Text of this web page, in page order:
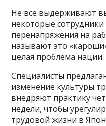
Не все выдерживают
некоторые
перенапряжения на
называют это
целая проблема нации.
Специалисты
изменение культуры
внедряют практику
недели, чтобы
трудовой жизни в